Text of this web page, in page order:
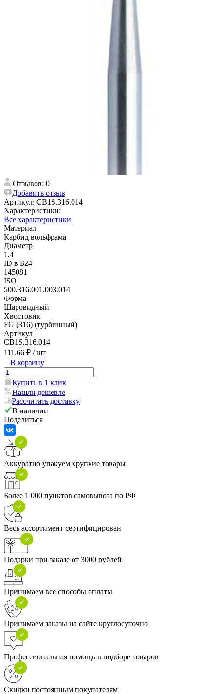
Отзывов: 0
Добавить отзыв
Артикул: CB1S.316.014
Характеристики:
Все характеристики
Материал
Карбид вольфрама
Диаметр
1,4
ID в Б24
145081
ISO
500.316.001.003.014
Форма
Шаровидный
Хвостовик
FG (316) (турбинный)
Артикул
CB1S.316.014
111.66 ₽ / шт
В корзину
Купить в 1 клик
Нашли дешевле
Рассчитать доставку
В наличии
Поделиться
Аккуратно упакуем хрупкие товары
Более 1 000 пунктов самовывоза по РФ
Весь ассортимент сертифицирован
Подарки при заказе от 3000 рублей
Принимаем все способы оплаты
Принимаем заказы на сайте круглосуточно
Профессиональная помощь в подборе товаров
Скидки постоянным покупателям